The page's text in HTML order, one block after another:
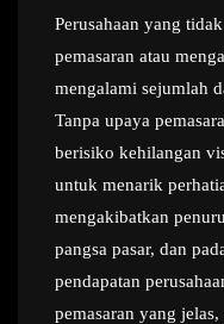
Perusahaan yang
pemasaran atau
mengalami sejumlah
Tanpa upaya
berisiko kehilangan
untuk menarik
mengakibatkan
pangsa pasar, dan
pendapatan
pemasaran yang